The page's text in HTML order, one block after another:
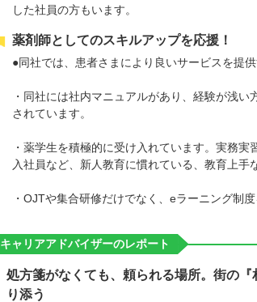
した社員の方もいます。
薬剤師としてのスキルアップを応援！
●同社では、患者さまにより良いサービスを提
・同社には社内マニュアルがあり、経験が浅
されています。
・薬学生を積極的に受け入れています。実務
入社員など、新人教育に慣れている、教育上手
・OJTや集合研修だけでなく、eラーニング制
キャリアアドバイザーのレポート
処方箋がなくても、頼られる場所。街の
り添う